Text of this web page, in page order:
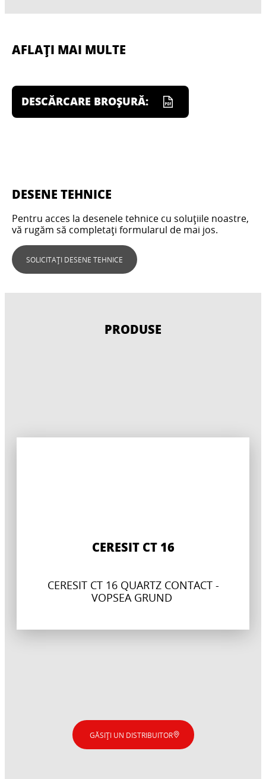
AFLAȚI MAI MULTE
DESCĂRCARE BROȘURĂ:
DESENE TEHNICE
Pentru acces la desenele tehnice cu soluțiile noastre,
vă rugăm să completați formularul de mai jos.
SOLICITAȚI DESENE TEHNICE
PRODUSE
CERESIT CT 16
CERESIT CT 16 QUARTZ CONTACT -
VOPSEA GRUND
GĂSIȚI UN DISTRIBUITOR